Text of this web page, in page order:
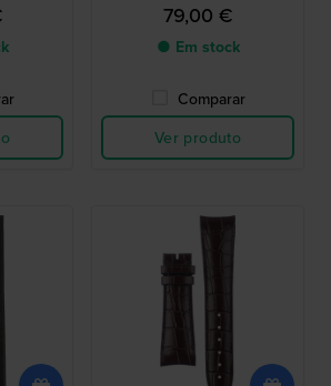
79,00 €
● Em stock
Comparar
Ver produto